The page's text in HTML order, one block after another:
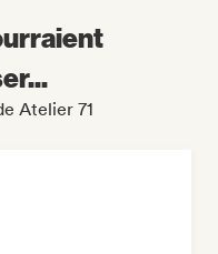
Atelier 71